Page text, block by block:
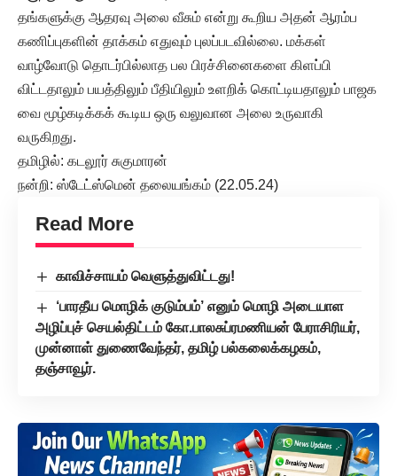
தங்களுக்கு ஆதரவு அலை வீசும் என்று கூறிய அதன் ஆரம்ப
கணிப்புகளின் தாக்கம் எதுவும் புலப்படவில்லை. மக்கள்
வாழ்வோடு தொடர்பில்லாத பல பிரச்சினைகளை கிளப்பி
விட்டதாலும் பயத்திலும் பீதியிலும் உளறிக் கொட்டியதாலும் பாஜக
வை மூழ்கடிக்கக் கூடிய ஒரு வலுவான அலை உருவாகி
வருகிறது.
தமிழில்: கடலூர் சுகுமாரன்
நன்றி: ஸ்டேட்ஸ்மென் தலையங்கம் (22.05.24)
Read More
காவிச்சாயம் வெளுத்துவிட்டது!
‘பாரதீய மொழிக் குடும்பம்’ எனும் மொழி அடையாள
அழிப்புச் செயல்திட்டம் கோ.பாலசுப்ரமணியன் பேராசிரியர்,
முன்னாள் துணைவேந்தர், தமிழ் பல்கலைக்கழகம்,
தஞ்சாவூர்.